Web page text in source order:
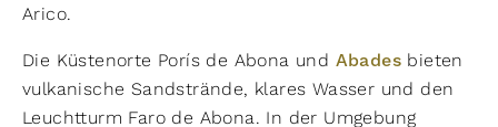
Arico.
Die Küstenorte Porís de Abona und Abades bieten
vulkanische Sandstrände, klares Wasser und den
Leuchtturm Faro de Abona. In der Umgebung